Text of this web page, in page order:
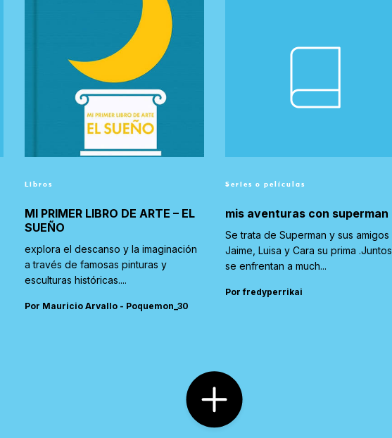
Libros
MI PRIMER LIBRO DE ARTE – EL
SUEÑO
explora el descanso y la imaginación
a través de famosas pinturas y
esculturas históricas....
Por Mauricio Arvallo - Poquemon_30
Series o películas
mis aventuras con superman
Se trata de Superman y sus amigos
Jaime, Luisa y Cara su prima .Juntos
se enfrentan a much...
Por fredyperrikai